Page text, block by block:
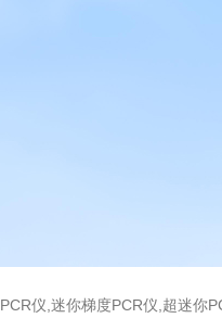
仪,迷你梯度PCR仪,超迷你